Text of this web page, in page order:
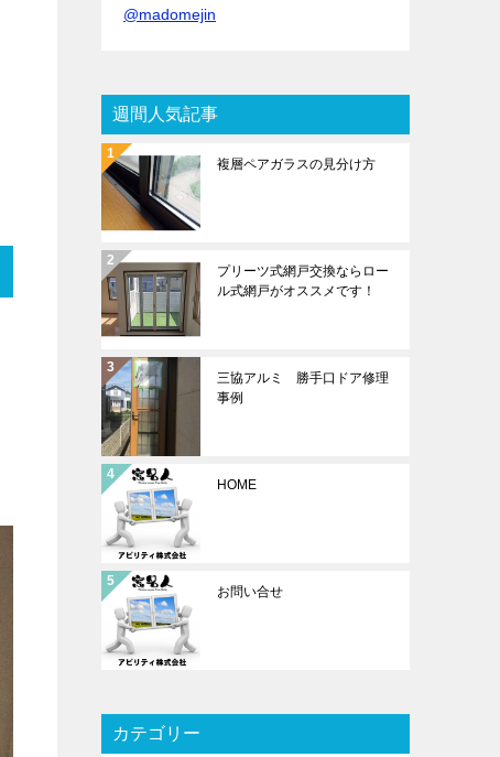
@madomejin
週間人気記事
複層ペアガラスの見分け方
プリーツ式網戸交換ならロー
ル式網戸がオススメです！
三協アルミ 勝手口ドア修理
事例
HOME
お問い合せ
カテゴリー